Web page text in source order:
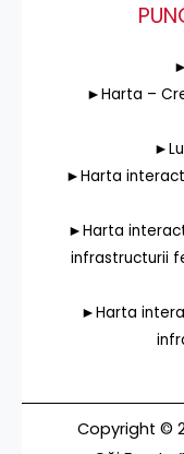
►Harta –
►Harta
►Harta
infrastructurii
►Harta
Copyright ©